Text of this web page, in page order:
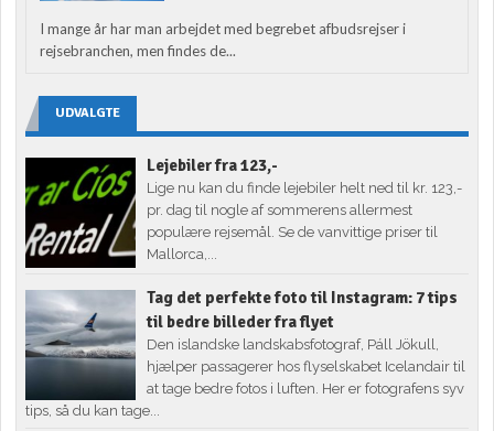
I mange år har man arbejdet med begrebet afbudsrejser i
rejsebranchen, men findes de...
UDVALGTE
Lejebiler fra 123,-
Lige nu kan du finde lejebiler helt ned til kr. 123,-
pr. dag til nogle af sommerens allermest
populære rejsemål. Se de vanvittige priser til
Mallorca,...
Tag det perfekte foto til Instagram: 7 tips
til bedre billeder fra flyet
Den islandske landskabsfotograf, Páll Jökull,
hjælper passagerer hos flyselskabet Icelandair til
at tage bedre fotos i luften. Her er fotografens syv
tips, så du kan tage...